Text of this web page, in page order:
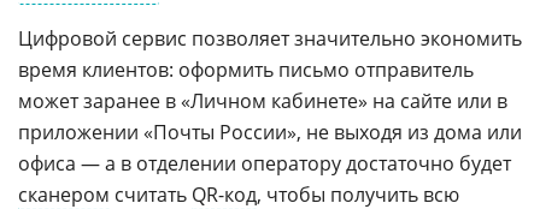
Цифровой сервис позволяет значительно экономить
время клиентов: оформить письмо отправитель
может заранее в «Личном кабинете» на сайте или в
приложении «Почты России», не выходя из дома или
офиса — а в отделении оператору достаточно будет
сканером считать QR-код, чтобы получить всю